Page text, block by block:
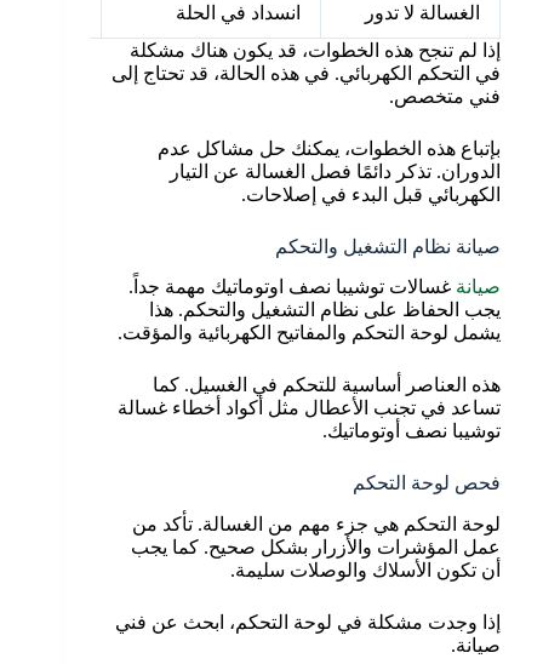
الغسالة لا تدور انسداد في الحلة
إذا لم تنجح هذه الخطوات، قد يكون هناك مشكلة
في التحكم الكهربائي. في هذه الحالة، قد تحتاج إلى
فني متخصص.
بإتباع هذه الخطوات، يمكنك حل مشاكل عدم
الدوران. تذكر دائمًا فصل الغسالة عن التيار
الكهربائي قبل البدء في إصلاحات.
صيانة نظام التشغيل والتحكم
صيانة غسالات توشيبا نصف اوتوماتيك مهمة جداً.
يجب الحفاظ على نظام التشغيل والتحكم. هذا
يشمل لوحة التحكم والمفاتيح الكهربائية والمؤقت.
هذه العناصر أساسية للتحكم في الغسيل. كما
تساعد في تجنب الأعطال مثل أكواد أخطاء غسالة
توشيبا نصف أوتوماتيك.
فحص لوحة التحكم
لوحة التحكم هي جزء مهم من الغسالة. تأكد من
عمل المؤشرات والأزرار بشكل صحيح. كما يجب
أن تكون الأسلاك والوصلات سليمة.
إذا وجدت مشكلة في لوحة التحكم، ابحث عن فني
صيانة.